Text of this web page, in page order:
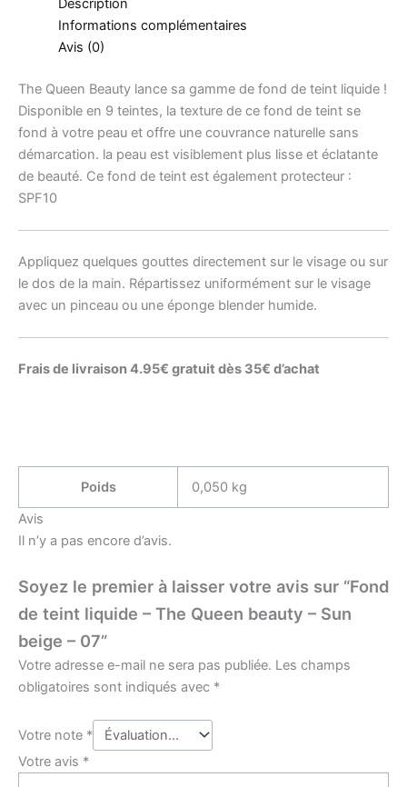
Description
Informations complémentaires
Avis (0)
The Queen Beauty lance sa gamme de fond de teint liquide !
Disponible en 9 teintes, la texture de ce fond de teint se
fond à votre peau et offre une couvrance naturelle sans
démarcation. la peau est visiblement plus lisse et éclatante
de beauté. Ce fond de teint est également protecteur :
SPF10
Appliquez quelques gouttes directement sur le visage ou sur
le dos de la main. Répartissez uniformément sur le visage
avec un pinceau ou une éponge blender humide.
Frais de livraison 4.95€ gratuit dès 35€ d’achat
Poids
0,050 kg
Avis
Il n’y a pas encore d’avis.
Soyez le premier à laisser votre avis sur “Fond
de teint liquide – The Queen beauty – Sun
beige – 07”
Votre adresse e-mail ne sera pas publiée. Les champs
obligatoires sont indiqués avec *
Votre note *
Votre avis *